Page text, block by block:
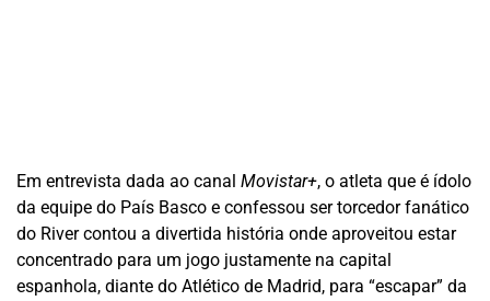
Em entrevista dada ao canal Movistar+, o atleta que é ídolo
da equipe do País Basco e confessou ser torcedor fanático
do River contou a divertida história onde aproveitou estar
concentrado para um jogo justamente na capital
espanhola, diante do Atlético de Madrid, para “escapar” da